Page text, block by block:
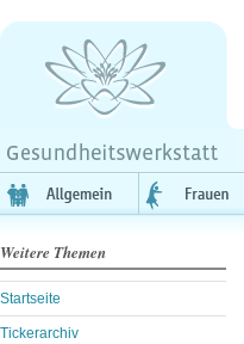
Weitere Themen
Startseite
Tickerarchiv